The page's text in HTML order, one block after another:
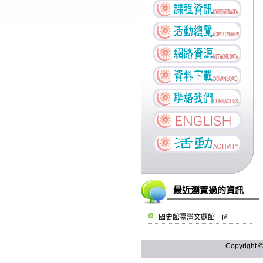
最近瀏覽過的資訊
國史館臺灣文獻館 函
Copyright